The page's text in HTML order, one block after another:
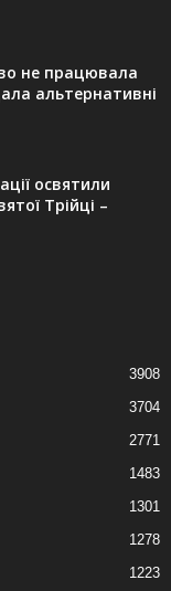
не працювала
альтернативні
освятили
Трійці –
3908
3704
2771
1483
1301
1278
1223